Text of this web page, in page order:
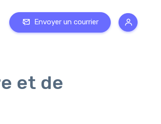
Envoyer un courrier
et de